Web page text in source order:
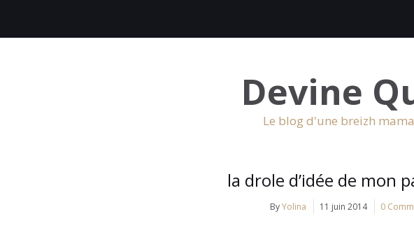
Devine
Le blog d'une breizh
la drole d’idée de mon
ByYolina 11 juin 2014 0